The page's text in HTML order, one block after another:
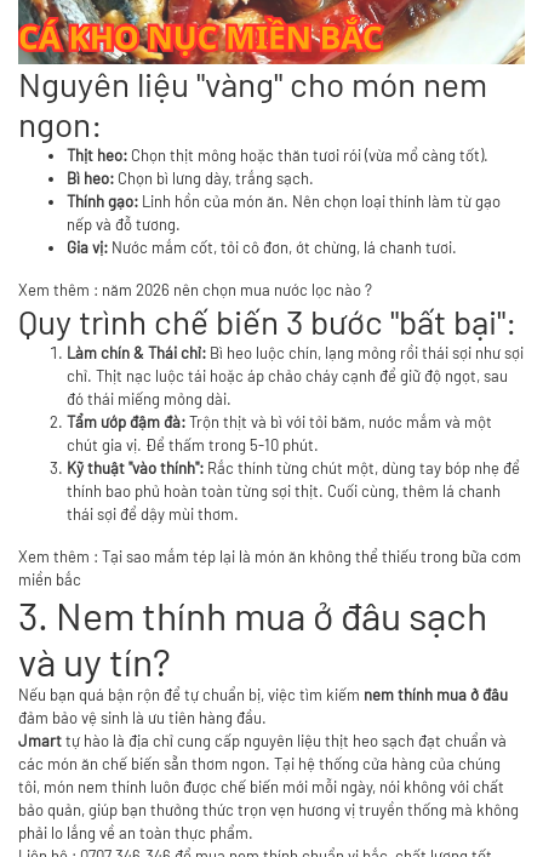
Nguyên liệu "vàng" cho món nem
ngon:
Thịt heo: Chọn thịt mông hoặc thăn tươi rói (vừa mổ càng tốt).
Bì heo: Chọn bì lưng dày, trắng sạch.
Thính gạo: Linh hồn của món ăn. Nên chọn loại thính làm từ gạo
nếp và đỗ tương.
Gia vị: Nước mắm cốt, tỏi cô đơn, ớt chừng, lá chanh tươi.
Xem thêm : năm 2026 nên chọn mua nước lọc nào ?
Quy trình chế biến 3 bước "bất bại":
Làm chín & Thái chỉ: Bì heo luộc chín, lạng mỏng rồi thái sợi như sợi
chỉ. Thịt nạc luộc tái hoặc áp chảo cháy cạnh để giữ độ ngọt, sau
đó thái miếng mỏng dài.
Tẩm ướp đậm đà:Trộn thịt và bì với tỏi băm, nước mắm và một
chút gia vị. Để thấm trong 5-10 phút.
Kỹ thuật "vào thính": Rắc thính từng chút một, dùng tay bóp nhẹ để
thính bao phủ hoàn toàn từng sợi thịt. Cuối cùng, thêm lá chanh
thái sợi để dậy mùi thơm.
Xem thêm : Tại sao mắm tép lại là món ăn không thể thiếu trong bữa cơm
miền bắc
3. Nem thính mua ở đâu sạch
và uy tín?
Nếu bạn quá bận rộn để tự chuẩn bị, việc tìm kiếm nem thính mua ở đâu
đảm bảo vệ sinh là ưu tiên hàng đầu.
Jmarttự hào là địa chỉ cung cấp nguyên liệu thịt heo sạch đạt chuẩn và
các món ăn chế biến sẵn thơm ngon. Tại hệ thống cửa hàng của chúng
tôi, món nem thính luôn được chế biến mới mỗi ngày, nói không với chất
bảo quản, giúp bạn thưởng thức trọn vẹn hương vị truyền thống mà không
phải lo lắng về an toàn thực phẩm.